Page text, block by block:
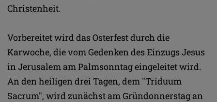
Christenheit.
Vorbereitet wird das Osterfest durch die
Karwoche, die vom Gedenken des Einzugs Jesus
in Jerusalem am Palmsonntag eingeleitet wird.
An den heiligen drei Tagen, dem "Triduum
Sacrum", wird zunächst am Gründonnerstag an